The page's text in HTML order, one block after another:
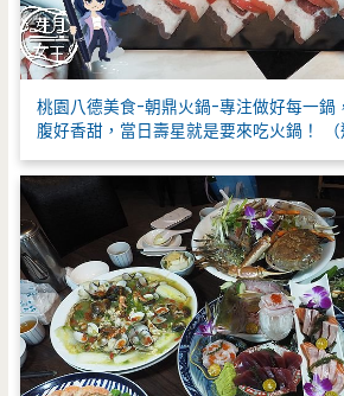
桃園八德美食-朝鼎火鍋-專注做好每一鍋
腹好香甜，當日壽星就是要來吃火鍋！ （